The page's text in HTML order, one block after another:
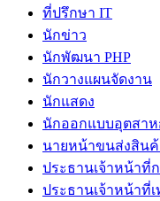
ที่ปรึกษา IT
นักข่าว
นักพัฒนา PHP
นักวางแผนจัดงาน
นักแสดง
นักออกแบบอุตสาห
นายหน้าขนส่งสินค้
ประธานเจ้าหน้าที่
ประธานเจ้าหน้าที่